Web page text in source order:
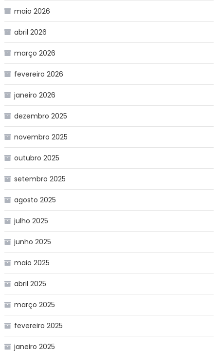
maio 2026
abril 2026
março 2026
fevereiro 2026
janeiro 2026
dezembro 2025
novembro 2025
outubro 2025
setembro 2025
agosto 2025
julho 2025
junho 2025
maio 2025
abril 2025
março 2025
fevereiro 2025
janeiro 2025